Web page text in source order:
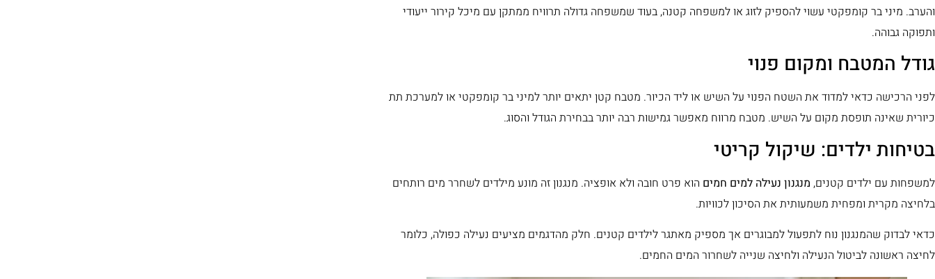
והערב. מיני בר קומפקטי עשוי להספיק לזוג או למשפחה קטנה, בעוד שמשפחה גדולה תרוויח ממתקן עם מיכל קירור ייעודי
ותפוקה גבוהה.
גודל המטבח ומקום פנוי
לפני הרכישה כדאי למדוד את השטח הפנוי על השיש או ליד הכיור. מטבח קטן יתאים יותר למיני בר קומפקטי או למערכת תת
כיורית שאינה תופסת מקום על השיש. מטבח מרווח מאפשר גמישות רבה יותר בבחירת הגודל והסוג.
בטיחות ילדים: שיקול קריטי
למשפחות עם ילדים קטנים, מנגנון נעילה למים חמים הוא פרט חובה ולא אופציה. מנגנון זה מונע מילדים לשחרר מים רותחים
בלחיצה מקרית ומפחית משמעותית את הסיכון לכוויות.
כדאי לבדוק שהמנגנון נוח לתפעול למבוגרים אך מספיק מאתגר לילדים קטנים. חלק מהדגמים מציעים נעילה כפולה, כלומר
לחיצה ראשונה לביטול הנעילה ולחיצה שנייה לשחרור המים החמים.